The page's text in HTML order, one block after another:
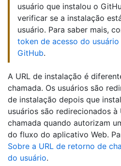
usuário que instalou o
verificar se a instalação
usuário. Para saber mais,
token de acesso do
GitHub.
A URL de instalação é
chamada. Os usuários são
de instalação depois que
usuários são redirecionados
chamada quando autorizam
do fluxo do aplicativo Web.
Sobre a URL de retorno de
do usuário.